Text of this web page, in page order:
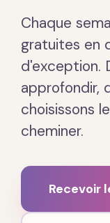
Chaque
gratuites en
d'exception.
approfondir,
choisissons
cheminer.
Recevoir